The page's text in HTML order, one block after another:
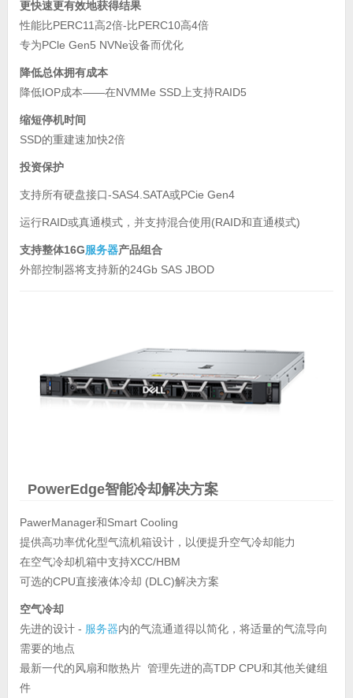
更快速更有效地获得结果
性能比PERC11高2倍-比PERC10高4倍
专为PCle Gen5 NVNe设备而优化
降低总体拥有成本
降低IOP成本——在NVMMe SSD上支持RAID5
缩短停机时间
SSD的重建速加快2倍
投资保护
支持所有硬盘接口-SAS4.SATA或PCie Gen4
运行RAID或真通模式，并支持混合使用(RAID和直通模式)
支持整体16G服务器产品组合
外部控制器将支持新的24Gb SAS JBOD
PowerEdge智能冷却解决方案
PawerManager和Smart Cooling
提供高功率优化型气流机箱设计，以便提升空气冷却能力
在空气冷却机箱中支持XCC/HBM
可选的CPU直接液体冷却 (DLC)解决方案
空气冷却
先进的设计 - 服务器内的气流通道得以简化，将适量的气流导向
需要的地点
最新一代的风扇和散热片 管理先进的高TDP CPU和其他关健组
件